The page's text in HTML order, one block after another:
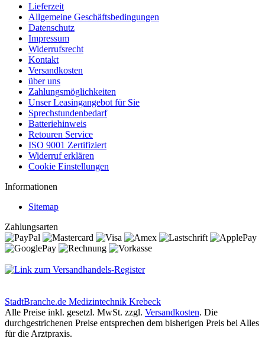
Lieferzeit
Allgemeine Geschäftsbedingungen
Datenschutz
Impressum
Widerrufsrecht
Kontakt
Versandkosten
über uns
Zahlungsmöglichkeiten
Unser Leasingangebot für Sie
Sprechstundenbedarf
Batteriehinweis
Retouren Service
ISO 9001 Zertifiziert
Widerruf erklären
Cookie Einstellungen
Informationen
Sitemap
Zahlungsarten
StadtBranche.de Medizintechnik Krebeck
Alle Preise inkl. gesetzl. MwSt. zzgl. Versandkosten. Die
durchgestrichenen Preise entsprechen dem bisherigen Preis bei Alles
für die Arztpraxis.